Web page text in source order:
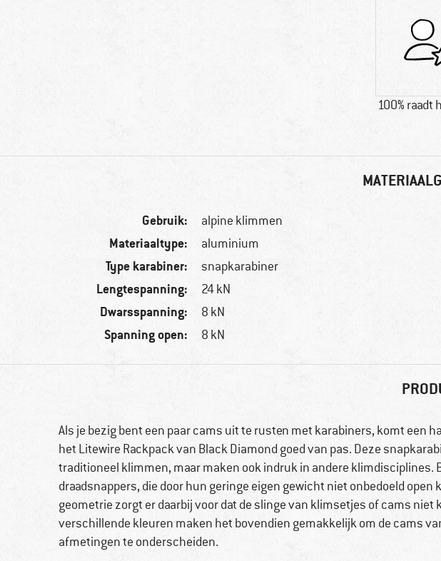
100% raadt
Gebruik: alpine klimmen
Materiaaltype: aluminium
Type karabiner: snapkarabiner
Lengtespanning: 24 kN
Dwarsspanning: 8 kN
Spanning open: 8 kN
Als je bezig bent een paar cams uit te rusten met karabiners, komt een
het Litewire Rackpack van Black Diamond goed van pas. Deze
traditioneel klimmen, maar maken ook indruk in andere klimdisciplines.
draadsnappers, die door hun geringe eigen gewicht niet onbedoeld open
geometrie zorgt er daarbij voor dat de slinge van klimsetjes of cams niet
verschillende kleuren maken het bovendien gemakkelijk om de cams
afmetingen te onderscheiden.